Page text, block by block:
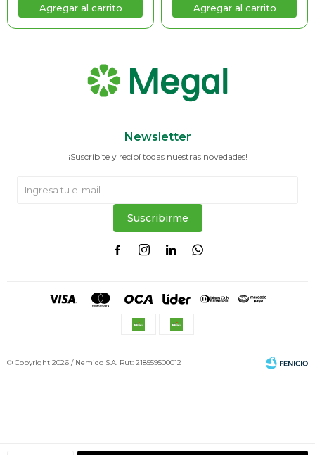
Newsletter
¡Suscribite y recibí todas nuestras novedades!
Suscribirme
   
© Copyright 2026 / Nemido S.A. Rut: 218559500012